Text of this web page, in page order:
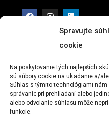
Spravujte
cookie
Na poskytovanie tých najlepších
sú súbory cookie na ukladanie a/
Súhlas s týmito technológiami
správanie pri prehliadaní alebo
alebo odvolanie súhlasu môže
funkcie.
Dlhodobo všetci